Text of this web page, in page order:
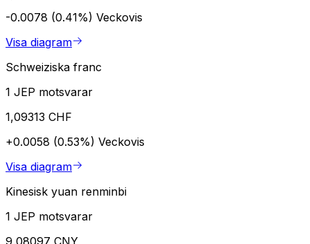
-0.0078 (0.41%) Veckovis
Visa diagram
Schweiziska franc
1 JEP motsvarar
1,09313 CHF
+0.0058 (0.53%) Veckovis
Visa diagram
Kinesisk yuan renminbi
1 JEP motsvarar
9,08097 CNY